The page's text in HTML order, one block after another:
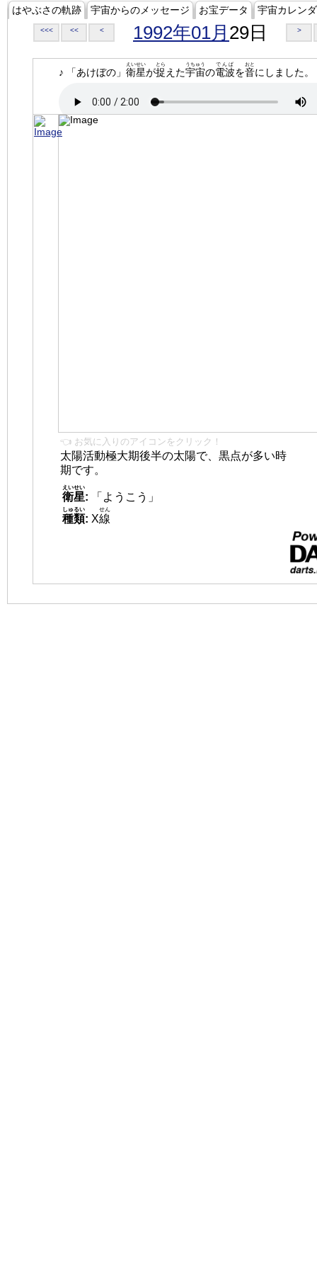
はやぶさの軌跡 宇宙からのメッセージ お宝データ 宇宙カレン
<<< << < 1992年01月 29日 >
♪ 「あけぼの」 衛星
えいせい
が捉
とら
えた宇宙
うちゅう
の電波
でんぱ
を音
おと
にしました。
👈 お気に入りのアイコンをクリック！
太陽活動極大期後半の太陽で、黒点が多い時
期です。
衛星
えいせい
:
「ようこう」
種類
しゅるい
: X線
せん